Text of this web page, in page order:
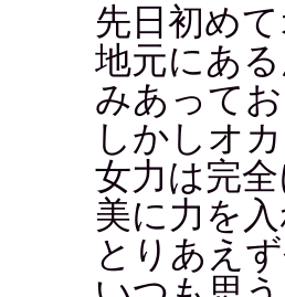
先日初め
地元にあ
みあってお
しかしオ
女力は完
美に力を
とりあえ